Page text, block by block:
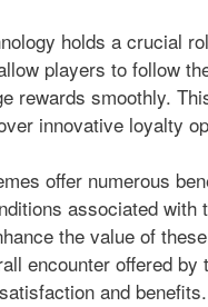
holds a crucial
players to follow
rewards smoothly.
innovative loyalty
offer numerous
associated
the value of
encounter offered
and benefits.